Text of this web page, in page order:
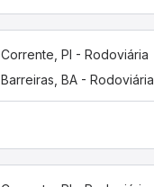
Corrente, PI - Rodoviária
Barreiras, BA - Rodoviária